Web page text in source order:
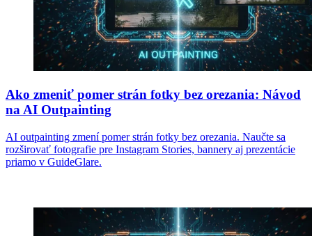
Ako zmeniť pomer strán fotky bez orezania: Návod
na AI Outpainting
AI outpainting zmení pomer strán fotky bez orezania. Naučte sa
rozširovať fotografie pre Instagram Stories, bannery aj prezentácie
priamo v GuideGlare.